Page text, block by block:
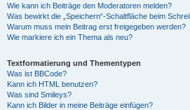
Wie kann ich Beiträge den Moderatoren melden?
Was bewirkt die „Speichern“-Schaltfläche beim
Warum muss mein Beitrag erst freigegeben werden?
Wie markiere ich ein Thema als neu?
Textformatierung und Thementypen
Was ist BBCode?
Kann ich HTML benutzen?
Was sind Smileys?
Kann ich Bilder in meine Beiträge einfügen?